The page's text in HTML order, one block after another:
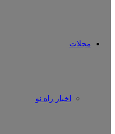
مجلات
اخبار راه نو